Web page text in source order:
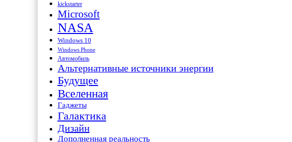
kickstarter
Microsoft
NASA
Windows 10
Windows Phone
Автомобиль
Альтернативные источники энергии
Будущее
Вселенная
Гаджеты
Галактика
Дизайн
Дополненная реальность